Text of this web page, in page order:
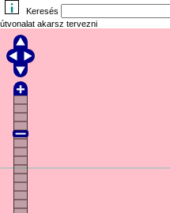
Keresés
útvonalat akarsz tervezni